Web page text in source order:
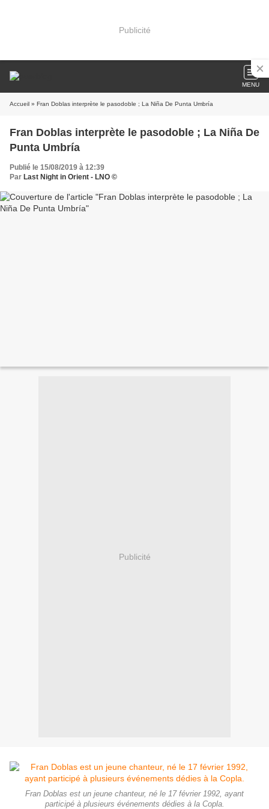
Publicité
MENU
Accueil » Fran Doblas interprète le pasodoble ; La Niña De Punta Umbría
Fran Doblas interprète le pasodoble ; La Niña De
Punta Umbría
Publié le 15/08/2019 à 12:39
Par Last Night in Orient - LNO ©
Publicité
Fran Doblas est un jeune chanteur, né le 17 février 1992, ayant
participé à plusieurs événements dédies à la Copla.